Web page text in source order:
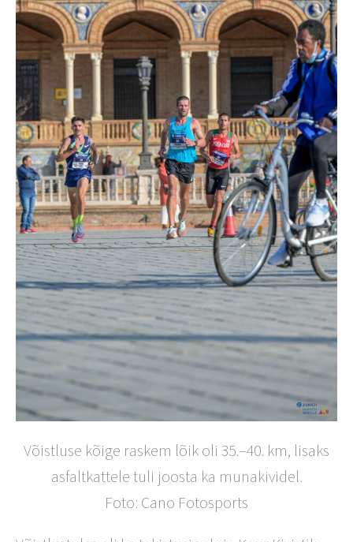
Võistluse kõige raskem lõik oli 35.–40. km, lisaks
asfaltkattele tuli joosta ka munakividel.
Foto: Cano Fotosports